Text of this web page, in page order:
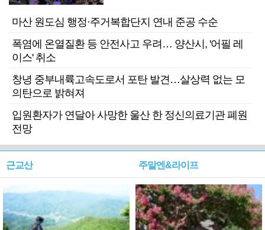
마산 원도심 행정·주거복합단지 연내 준공 수순
폭염에 온열질환 등 안전사고 우려… 양산시, '어필 레
이스' 취소
창녕 중부내륙고속도로서 포탄 발견…살상력 없는 모
의탄으로 밝혀져
입원환자가 연달아 사망한 울산 한 정신의료기관 폐원
전망
근교산 주말엔&라이프